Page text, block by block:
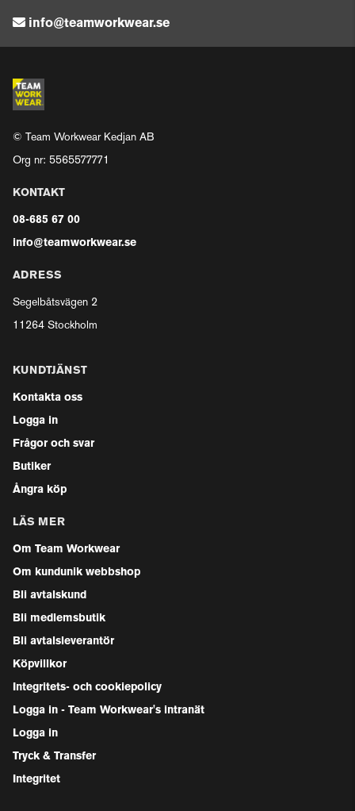
info@teamworkwear.se
© Team Workwear Kedjan AB
Org nr: 5565577771
KONTAKT
08-685 67 00
info@teamworkwear.se
ADRESS
Segelbåtsvägen 2
11264 Stockholm
KUNDTJÄNST
Kontakta oss
Logga in
Frågor och svar
Butiker
Ångra köp
LÄS MER
Om Team Workwear
Om kundunik webbshop
Bli avtalskund
Bli medlemsbutik
Bli avtalsleverantör
Köpvillkor
Integritets- och cookiepolicy
Logga in - Team Workwear's intranät
Logga in
Tryck & Transfer
Integritet